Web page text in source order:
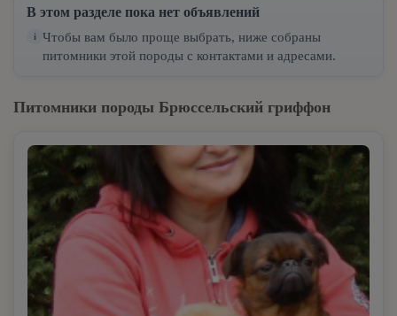
В этом разделе пока нет объявлений
i
Чтобы вам было проще выбрать, ниже собраны
питомники этой породы с контактами и адресами.
Питомники породы Брюссельский гриффон